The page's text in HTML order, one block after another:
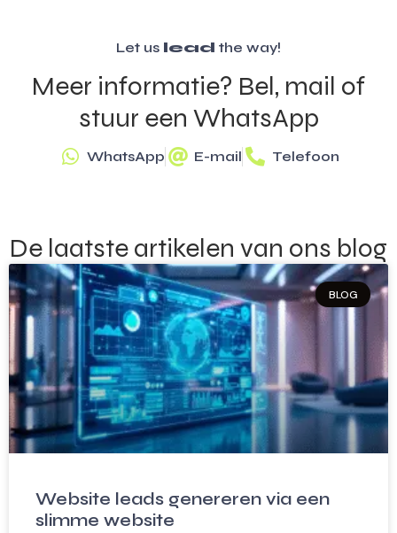
Let us lead the way!
Meer informatie? Bel, mail of
stuur een WhatsApp
WhatsApp E-mail Telefoon
De laatste artikelen van ons blog
BLOG
Website leads genereren via een
slimme website